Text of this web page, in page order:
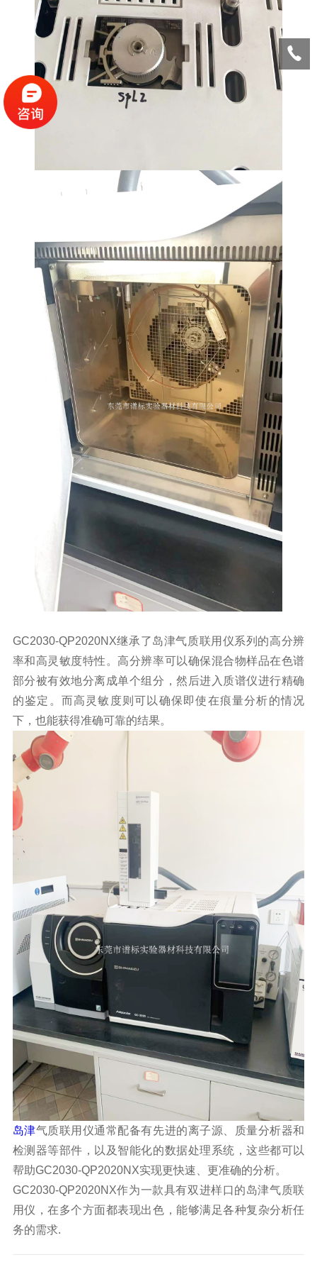
GC2030-QP2020NX继承了岛津气质联用仪系列的高分辨
率和高灵敏度特性。高分辨率可以确保混合物样品在色谱
部分被有效地分离成单个组分，然后进入质谱仪进行精确
的鉴定。而高灵敏度则可以确保即使在痕量分析的情况
下，也能获得准确可靠的结果。
岛津气质联用仪通常配备有先进的离子源、质量分析器和
检测器等部件，以及智能化的数据处理系统，这些都可以
帮助GC2030-QP2020NX实现更快速、更准确的分析。
GC2030-QP2020NX作为一款具有双进样口的岛津气质联
用仪，在多个方面都表现出色，能够满足各种复杂分析任
务的需求.